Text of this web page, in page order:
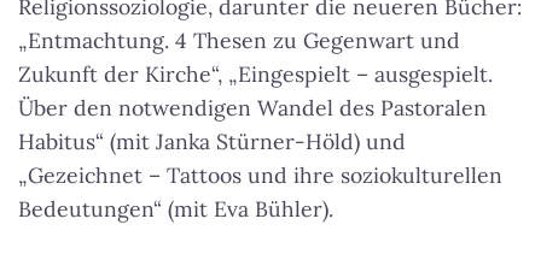
Religionssoziologie, darunter die neueren Bücher:
„Entmachtung. 4 Thesen zu Gegenwart und
Zukunft der Kirche“, „Eingespielt – ausgespielt.
Über den notwendigen Wandel des Pastoralen
Habitus“ (mit Janka Stürner-Höld) und
„Gezeichnet – Tattoos und ihre soziokulturellen
Bedeutungen“ (mit Eva Bühler).